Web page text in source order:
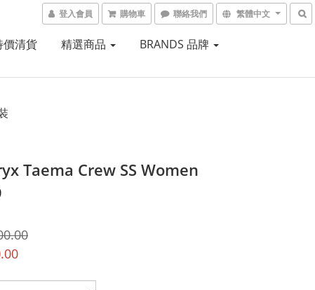
登入會員 購物車 聯絡我們 繁體中文
價清貨 精選商品 BRANDS 品牌
Taema Crew SS Women